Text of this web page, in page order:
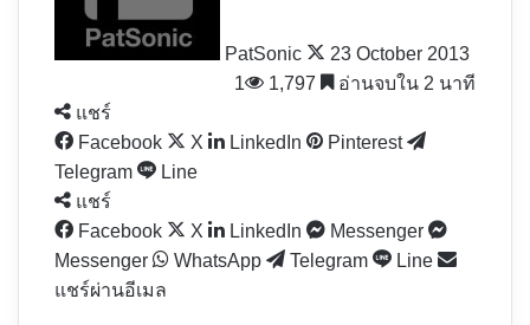
PatSonic
23 October 2013
1
1,797
อ่านจบใน 2 นาที
แชร์
Facebook
X LinkedIn
Pinterest
Telegram
Line
แชร์
Facebook
X LinkedIn
Messenger
Messenger
WhatsApp Telegram
Line
แชร์ผ่านอีเมล